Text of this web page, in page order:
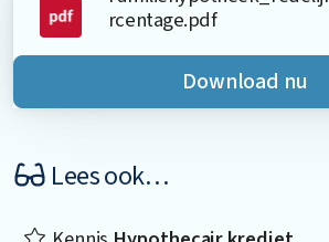
rcentage.pdf
Download nu
Lees ook…